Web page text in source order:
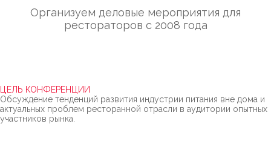
Организуем деловые мероприятия для
рестораторов с 2008 года
ЦЕЛЬ КОНФЕРЕНЦИИ
Обсуждение тенденций развития индустрии питания вне дома и
актуальных проблем ресторанной отрасли в аудитории опытных
участников рынка.